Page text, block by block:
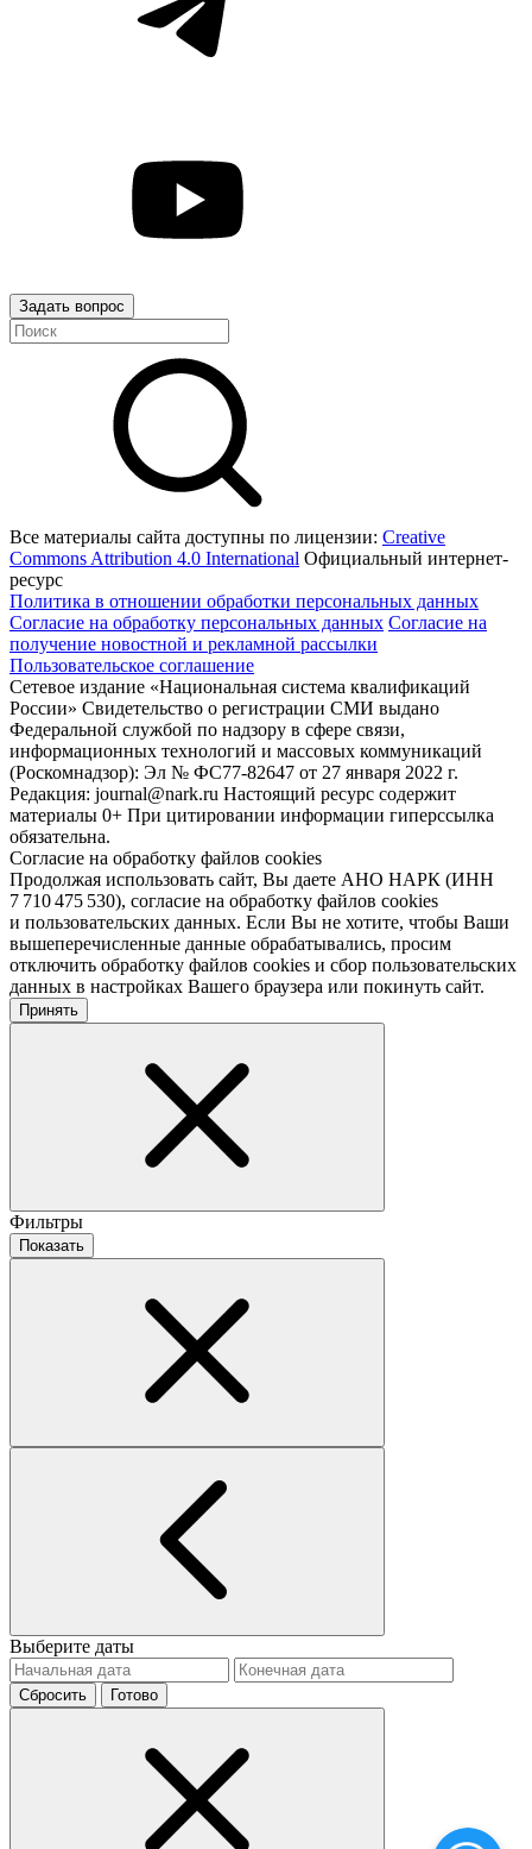
Задать вопрос
Все материалы сайта доступны по лицензии: Creative
Commons Attribution 4.0 International Официальный интернет-
ресурс
Политика в отношении обработки персональных данных
Согласие на обработку персональных данных Согласие на
получение новостной и рекламной рассылки
Пользовательское соглашение
Сетевое издание «Национальная система квалификаций
России» Свидетельство о регистрации СМИ выдано
Федеральной службой по надзору в сфере связи,
информационных технологий и массовых коммуникаций
(Роскомнадзор): Эл № ФС77-82647 от 27 января 2022 г.
Редакция: journal@nark.ru Настоящий ресурс содержит
материалы 0+ При цитировании информации гиперссылка
обязательна.
Согласие на обработку файлов cookies
Продолжая использовать сайт, Вы даете АНО НАРК (ИНН
7 710 475 530), согласие на обработку файлов cookies
и пользовательских данных. Если Вы не хотите, чтобы Ваши
вышеперечисленные данные обрабатывались, просим
отключить обработку файлов cookies и сбор пользовательских
данных в настройках Вашего браузера или покинуть сайт.
Принять
Фильтры
Показать
Выберите даты
Сбросить Готово